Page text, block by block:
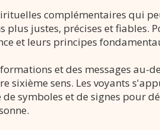
complémentaires qui
justes, précises et fiables.
et leurs principes
et des messages au-
sixième sens. Les voyants
symboles et de signes pour